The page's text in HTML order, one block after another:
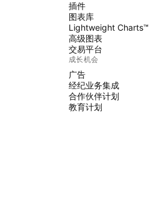
插件
图表库
Lightweight Charts™
高级图表
交易平台
成长机会
广告
经纪业务集成
合作伙伴计划
教育计划